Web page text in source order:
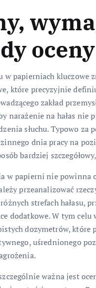
w papierniach
które precyzyjnie
zakład
narażenie na hałas nie
słuchu. Typowo
dnia pracy na
bardziej
w papierni nie powinna
przeanalizować
strefach hałasu,
dodatkowe. W tym
dozymetrów, które
uśrednionego
ważna jest